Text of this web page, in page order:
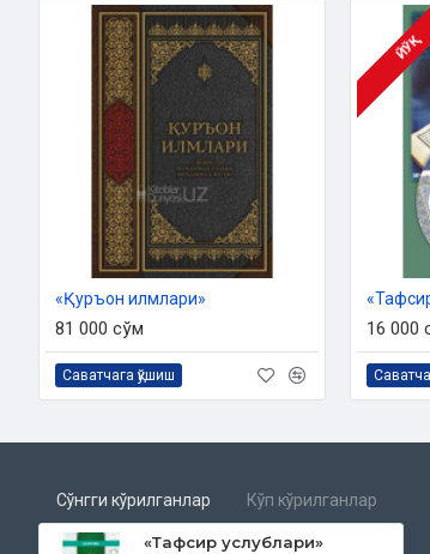
«Қуръон илмлари»
81 000 сўм
Саватчага қўшиш
ЙЎҚ
16 000
Сўнгги кўрилганлар Кўп кўрилганлар
«Тафсир услублари»